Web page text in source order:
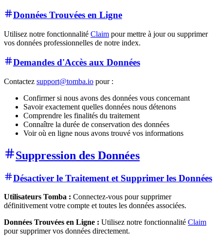
Données Trouvées en Ligne
Utilisez notre fonctionnalité Claim pour mettre à jour ou supprimer
vos données professionnelles de notre index.
Demandes d'Accès aux Données
Contactez support@tomba.io pour :
Confirmer si nous avons des données vous concernant
Savoir exactement quelles données nous détenons
Comprendre les finalités du traitement
Connaître la durée de conservation des données
Voir où en ligne nous avons trouvé vos informations
Suppression des Données
Désactiver le Traitement et Supprimer les Données
Utilisateurs Tomba : Connectez-vous pour supprimer
définitivement votre compte et toutes les données associées.
Données Trouvées en Ligne : Utilisez notre fonctionnalité Claim
pour supprimer vos données directement.